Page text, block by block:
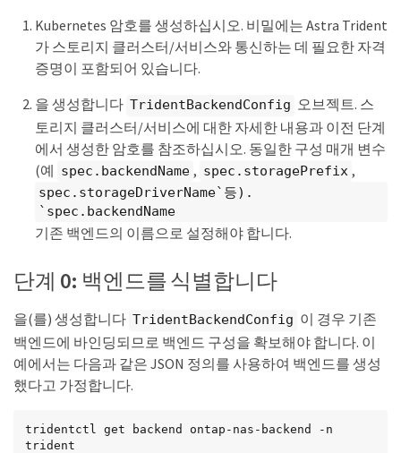
Kubernetes 암호를 생성하십시오. 비밀에는 Astra Trident
가 스토리지 클러스터/서비스와 통신하는 데 필요한 자격
증명이 포함되어 있습니다.
을 생성합니다 TridentBackendConfig 오브젝트. 스
토리지 클러스터/서비스에 대한 자세한 내용과 이전 단계
에서 생성한 암호를 참조하십시오. 동일한 구성 매개 변수
(예 spec.backendName , spec.storagePrefix ,
spec.storageDriverName`등).
`spec.backendName
기존 백엔드의 이름으로 설정해야 합니다.
단계 0: 백엔드를 식별합니다
을(를) 생성합니다 TridentBackendConfig 이 경우 기존
백엔드에 바인딩되므로 백엔드 구성을 확보해야 합니다. 이
예에서는 다음과 같은 JSON 정의를 사용하여 백엔드를 생성
했다고 가정합니다.
tridentctl get backend ontap-nas-backend -n
trident